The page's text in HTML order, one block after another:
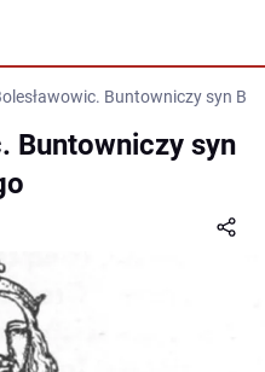
Buntowniczy syn
Buntowniczy syn